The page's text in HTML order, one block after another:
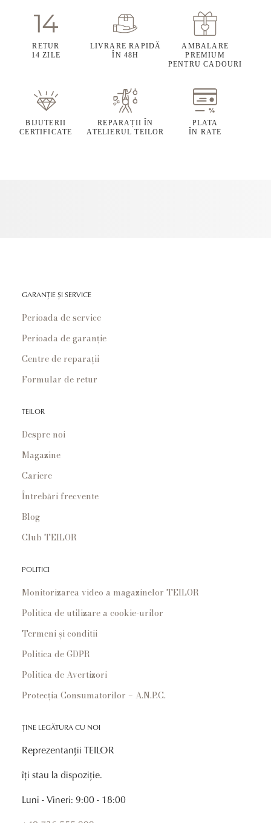
RETUR
14 ZILE
LIVRARE RAPIDĂ
ÎN 48H
AMBALARE
PREMIUM
PENTRU CADOURI
BIJUTERII
CERTIFICATE
REPARAȚII ÎN
ATELIERUL TEILOR
PLATA
ÎN RATE
GARANȚIE ȘI SERVICE
Perioada de service
Perioada de garanție
Centre de reparații
Formular de retur
TEILOR
Despre noi
Magazine
Cariere
Întrebări frecvente
Blog
Club TEILOR
POLITICI
Monitorizarea video a magazinelor TEILOR
Politica de utilizare a cookie-urilor
Termeni și conditii
Politica de GDPR
Politica de Avertizori
Protecția Consumatorilor – A.N.P.C.
ȚINE LEGĂTURA CU NOI
Reprezentanții TEILOR
îți stau la dispoziție.
Luni - Vineri: 9:00 - 18:00